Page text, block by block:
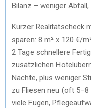
Bilanz – weniger Abfall,
Kurzer Realitätscheck
sparen: 8 m² x 120 €/
2 Tage schnellere
zusätzlichen
Nächte, plus weniger
zu Fliesen neu (oft 5–8
viele Fugen,